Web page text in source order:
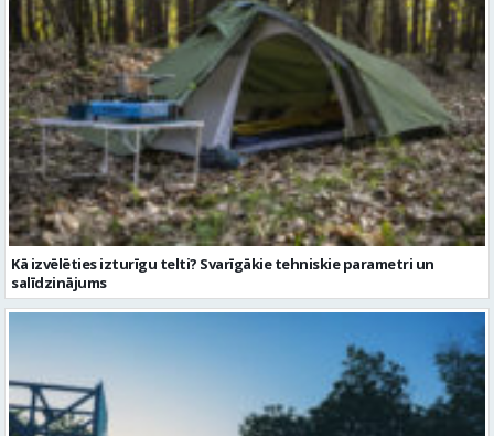
Kā izvēlēties izturīgu telti? Svarīgākie tehniskie parametri un
salīdzinājums